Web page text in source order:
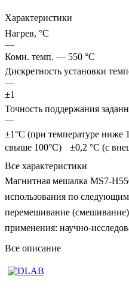
Характеристики
Нагрев, °С
—
Комн. темп. — 550 °C
Дискретность установки
—
±1
Точность поддержания
—
±1°C (при температуре
свыше 100°C) ±0,2 °C (с
Все характеристики
Магнитная мешалка MS7-
использования по
перемешивание
применения: научно-
Все описание